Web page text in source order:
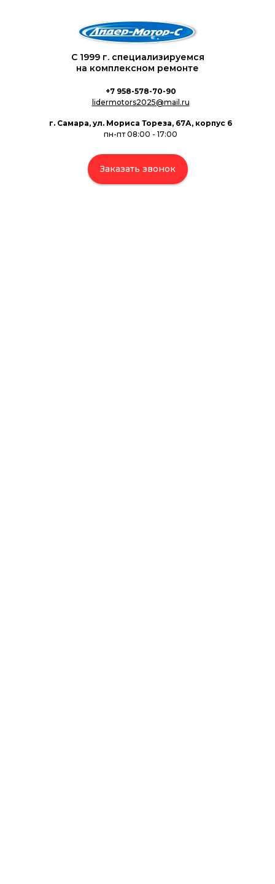
С 1999 г. специализируемся
на комплексном ремонте
+7 958-578-70-90
lidermotors2025@mail.ru
г. Самара, ул. Мориса Тореза, 67А, корпус 6
пн-пт 08:00 - 17:00
Заказать звонок